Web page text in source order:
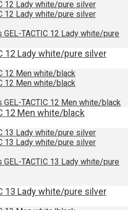
GEL-TACTIC 12 Lady white/pure
12 Lady white/pure silver
GEL-TACTIC 12 Men white/black
12 Men white/black
GEL-TACTIC 13 Lady white/pure
13 Lady white/pure silver